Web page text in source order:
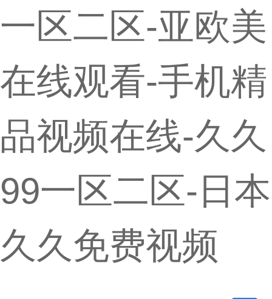
一区二区-亚欧美
在线观看-手机精
品视频在线-久久
99一区二区-日本
久久免费视频